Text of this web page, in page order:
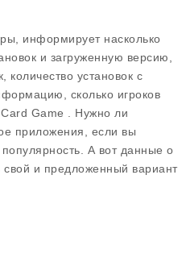
информирует насколько
и загруженную версию,
количество установок с
сколько игроков
Game . Нужно ли
приложения, если вы
А вот данные о
свой и предложенный вариант